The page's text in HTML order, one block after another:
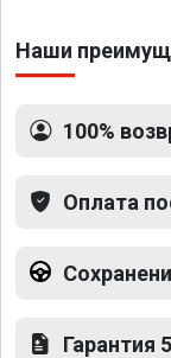
Наши
100%
Оплата
Гарантия